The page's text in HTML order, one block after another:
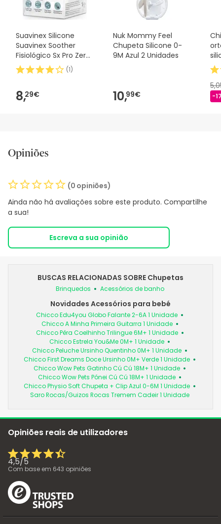
Suavinex Silicone
Suavinex Soother
Fisiológico Sx Pro Zero
2m 1 peça
(1)
8,29€
Nuk Mommy Feel
Chupeta Silicone 0-
9M Azul 2 Unidades
10,99€ -
Opiniões
(0 opiniões)
Ainda não há avaliações sobre este produto. Compartilhe
a sua!
Escreva a sua opinião
BUSCAS RELACIONADAS SOBRE Chupetas
Brinquedos Acessórios de banho
Novidades Acessórios para bebé
Chicco Edu4you Globo Falante 2-6A 1 Unidade
Chicco A Minha Primeira Guitarra 1 Unidade
Chicco Pêra Coelhinho Trilingue 6M+ 1 Unidade
Chicco Estrela You&Me 0M+ 1 Unidade
Chicco Peluche Ursinho Quentinho 0M+ 1 Unidade
Chicco First Dreams Doce Ursinho 0M+ Verde 1 Unidade
Chicco Wow Pets Gatinho Cú Cú 18M+ 1 Unidade
Chicco Wow Pets Pónei Cú Cú 18M+ 1 Unidade
Chicco Physio Soft Chupeta + Clip Azul 0-6M 1 Unidade
Saro Rocas/Guizos Rocas Tremem Cadeir 1 Unidade
Opiniões reais de utilizadores
4,5/5
Com base em 643 opiniões